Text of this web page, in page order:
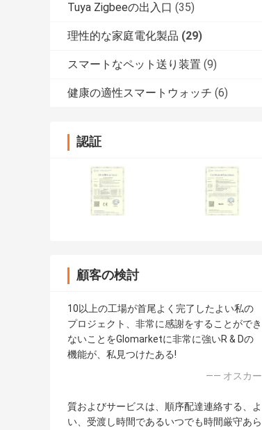
Tuya Zigbeeの出入口 (35)
理性的な家庭電化製品 (29)
スマートなペット送り装置 (9)
健康の適性スマートウォッチ (6)
認証
顧客の検討
10以上の工場が首尾よく完了したよい私の
プロジェクト、非常に感謝をすることができ
ないことをGlomarketに非常に強いR & Dの
機能が、私見つけたある!
—— オスカー
質およびサービスは、順序配達連絡する、よ
い、受渡し時間であるいつでも時間厳守あら